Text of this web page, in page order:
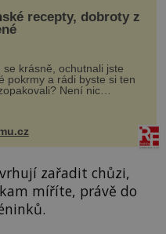
recepty, dobroty z
se krásně, ochutnali jste
pokrmy a rádi byste si ten
Není nic
Pljeskavica (10 porcí)
ji ochutnali na dovolené v
zařadit chůzi,
míříte, právě do